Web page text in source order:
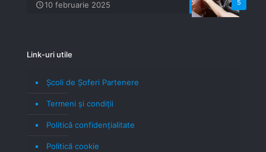
5
10 februarie 2025
Link-uri utile
Școli de Șoferi Partenere
Termeni şi condiţii
Politică confidenţialitate
Politică cookie